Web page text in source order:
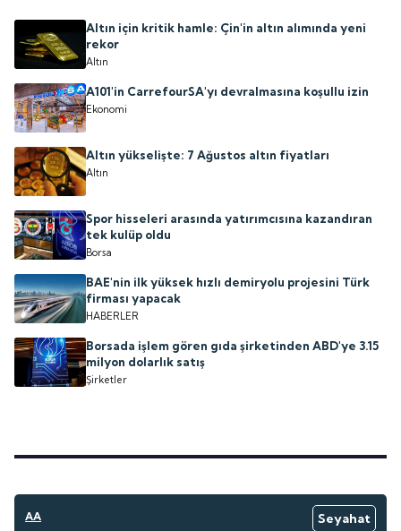
Altın için kritik hamle: Çin'in altın alımında yeni
rekor
Altın
A101'in CarrefourSA'yı devralmasına koşullu izin
Ekonomi
Altın yükselişte: 7 Ağustos altın fiyatları
Altın
Spor hisseleri arasında yatırımcısına kazandıran
tek kulüp oldu
Borsa
BAE'nin ilk yüksek hızlı demiryolu projesini Türk
firması yapacak
HABERLER
Borsada işlem gören gıda şirketinden ABD'ye 3.15
milyon dolarlık satış
Şirketler
AA
Seyahat